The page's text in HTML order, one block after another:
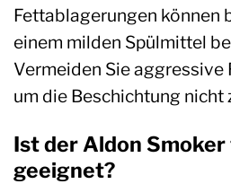
Fettablagerungen können
einem milden Spülmittel
Vermeiden Sie aggressive
um die Beschichtung nicht
Ist der Aldon
geeignet?